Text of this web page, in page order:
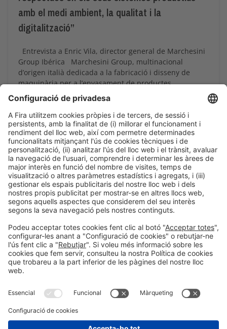
amb el medi ambient, la qualitat i la
digitalització”
Entrevista a Enric Vila, director general de Marchesini
Group Ibérica Marchesini Group, multinacional
d’origen italià dedicada a la fabricació i disseny de
maquinària per a l’envasament de productes
farmacèutics i cosmètics, opera a Espanya des de 1975,
amb seu a Barcelona. Actualment, el grup és líder en el
sector de l’empaquetat en diversos països, oferint
solucions personalitzades que inclouen màquines
d’envasament, línies completes…
SEGUIR LLEGINT
1 2 3
#EXPOQUIMIA2026